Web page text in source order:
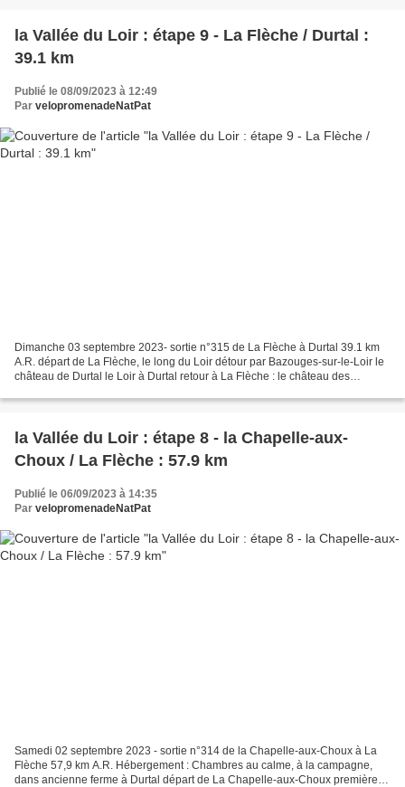
la Vallée du Loir : étape 9 - La Flèche / Durtal :
39.1 km
Publié le 08/09/2023 à 12:49
Par velopromenadeNatPat
Dimanche 03 septembre 2023- sortie n°315 de La Flèche à Durtal 39.1 km
A.R. départ de La Flèche, le long du Loir détour par Bazouges-sur-le-Loir le
château de Durtal le Loir à Durtal retour à La Flèche : le château des
la Vallée du Loir : étape 8 - la Chapelle-aux-
Choux / La Flèche : 57.9 km
Publié le 06/09/2023 à 14:35
Par velopromenadeNatPat
Samedi 02 septembre 2023 - sortie n°314 de la Chapelle-aux-Choux à La
Flèche 57,9 km A.R. Hébergement : Chambres au calme, à la campagne,
dans ancienne ferme à Durtal départ de La Chapelle-aux-Choux première